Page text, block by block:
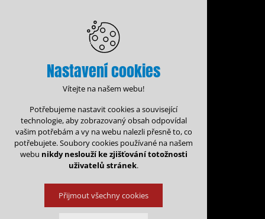
Administrace rezervací
Nastavení cookies
Vítejte na našem webu!
Potřebujeme nastavit cookies a související
technologie, aby zobrazovaný obsah odpovídal
vašim potřebám a vy na webu nalezli přesně to, co
potřebujete. Soubory cookies používané na našem
webu nikdy neslouží ke zjišťování totožnosti
uživatelů stránek.
Přijmout všechny cookies